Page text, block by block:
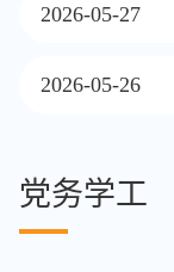
2026-05-27
2026-05-26
党务学工